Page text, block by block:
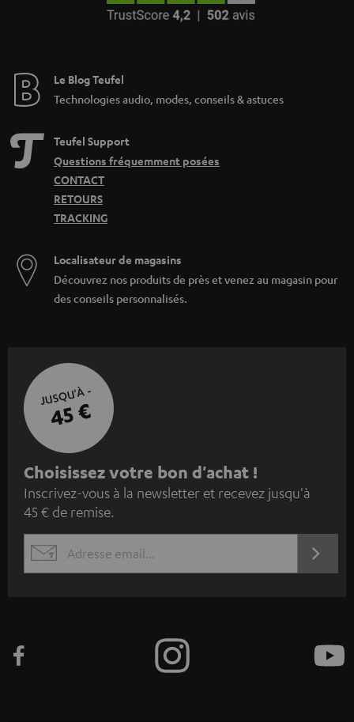
Le Blog Teufel
Technologies audio, modes, conseils & astuces
Teufel Support
Questions fréquemment posées
CONTACT
RETOURS
TRACKING
Localisateur de magasins
Découvrez nos produits de près et venez au magasin pour
des conseils personnalisés.
JUSQU'À -
45 €
I
n
s
c
r
z
Choisissez votre bon d'achat !
Inscrivez-vous à la newsletter et recevez jusqu'à
45 € de remise.
EMAIL